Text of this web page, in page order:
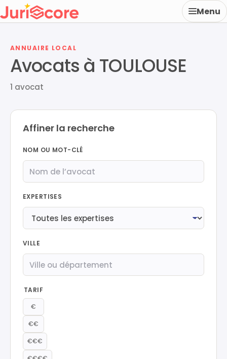
Menu
ANNUAIRE LOCAL
Avocats à TOULOUSE
1 avocat
Affiner la recherche
NOM OU MOT-CLÉ
EXPERTISES
VILLE
TARIF
€
€€
€€€